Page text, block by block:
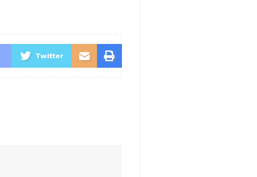
Twitter